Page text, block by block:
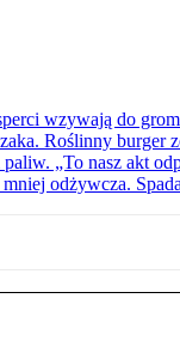
wzywają do
Roślinny burger
„To nasz akt
odżywcza.